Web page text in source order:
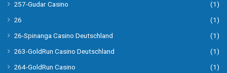
257-Gudar Casino
(1)
26
(1)
26-Spinanga Casino Deutschland
(1)
263-GoldRun Casino Deutschland
(1)
264-GoldRun Casino
(1)